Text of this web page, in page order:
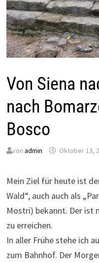
Von Siena
nach
Bosco
von admin Oktober 13,
Mein Ziel für heute ist
Wald“, auch auch als
Mostri) bekannt. Der ist
zu erreichen.
In aller Frühe stehe ich
zum Bahnhof. Der